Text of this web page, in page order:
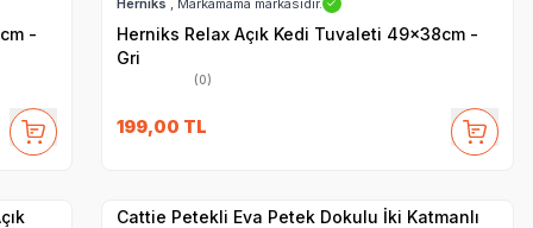
-
Herniks , Markamama markasıdır.
Herniks Relax Açık Kedi Tuvaleti 49x38cm -
Gri
(0)
199,00 TL
Cattie Petekli Eva Petek Dokulu İki Katmanlı